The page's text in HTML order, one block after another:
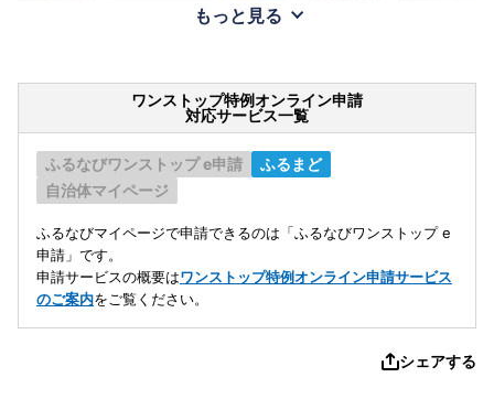
もっと見る
ワンストップ特例オンライン申請
対応サービス一覧
ふるなびワンストップ e申請
ふるまど
自治体マイページ
ふるなびマイページで申請できるのは「ふるなびワンストップ e
申請」です。
申請サービスの概要はワンストップ特例オンライン申請サービス
のご案内をご覧ください。
シェアする